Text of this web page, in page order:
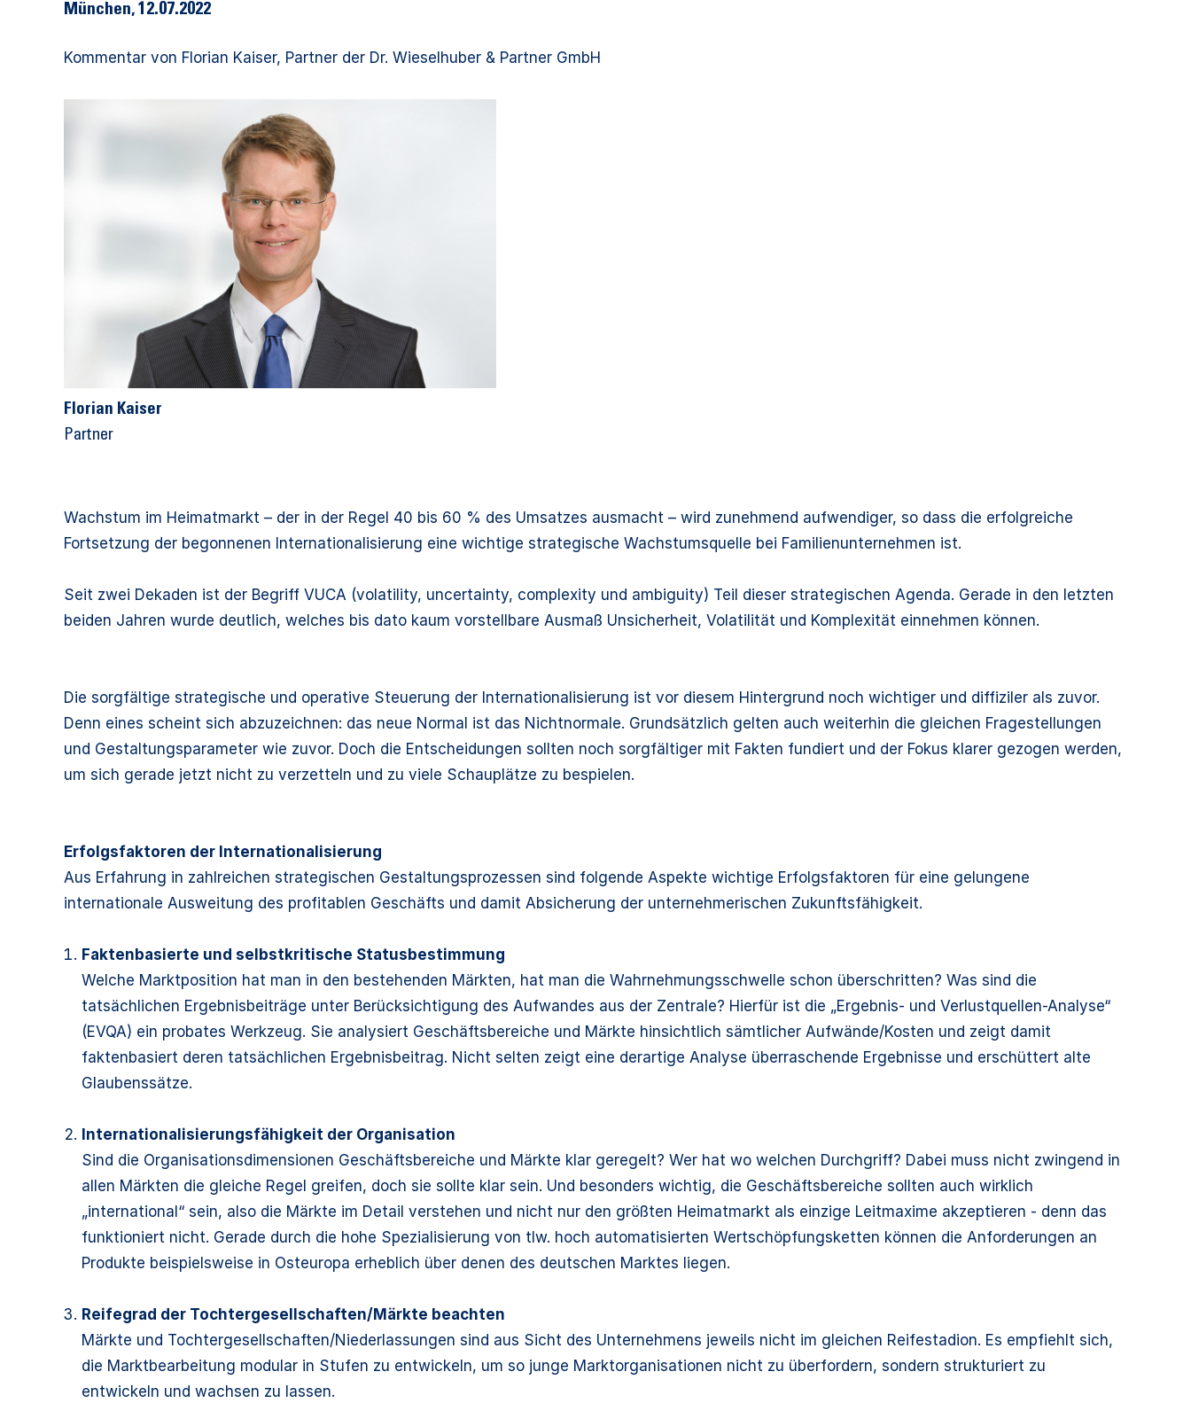
München, 12.07.2022
Kommentar von Florian Kaiser, Partner der Dr. Wieselhuber & Partner GmbH
Florian Kaiser
Partner
Wachstum im Heimatmarkt – der in der Regel 40 bis 60 % des Umsatzes ausmacht – wird zunehmend aufwendiger, so dass die erfolgreiche
Fortsetzung der begonnenen Internationalisierung eine wichtige strategische Wachstumsquelle bei Familienunternehmen ist.
Seit zwei Dekaden ist der Begriff VUCA (volatility, uncertainty, complexity und ambiguity) Teil dieser strategischen Agenda. Gerade in den letzten
beiden Jahren wurde deutlich, welches bis dato kaum vorstellbare Ausmaß Unsicherheit, Volatilität und Komplexität einnehmen können.
Die sorgfältige strategische und operative Steuerung der Internationalisierung ist vor diesem Hintergrund noch wichtiger und diffiziler als zuvor.
Denn eines scheint sich abzuzeichnen: das neue Normal ist das Nichtnormale. Grundsätzlich gelten auch weiterhin die gleichen Fragestellungen
und Gestaltungsparameter wie zuvor. Doch die Entscheidungen sollten noch sorgfältiger mit Fakten fundiert und der Fokus klarer gezogen werden,
um sich gerade jetzt nicht zu verzetteln und zu viele Schauplätze zu bespielen.
Erfolgsfaktoren der Internationalisierung
Aus Erfahrung in zahlreichen strategischen Gestaltungsprozessen sind folgende Aspekte wichtige Erfolgsfaktoren für eine gelungene
internationale Ausweitung des profitablen Geschäfts und damit Absicherung der unternehmerischen Zukunftsfähigkeit.
Faktenbasierte und selbstkritische Statusbestimmung
Welche Marktposition hat man in den bestehenden Märkten, hat man die Wahrnehmungsschwelle schon überschritten? Was sind die
tatsächlichen Ergebnisbeiträge unter Berücksichtigung des Aufwandes aus der Zentrale? Hierfür ist die „Ergebnis- und Verlustquellen-Analyse“
(EVQA) ein probates Werkzeug. Sie analysiert Geschäftsbereiche und Märkte hinsichtlich sämtlicher Aufwände/Kosten und zeigt damit
faktenbasiert deren tatsächlichen Ergebnisbeitrag. Nicht selten zeigt eine derartige Analyse überraschende Ergebnisse und erschüttert alte
Glaubenssätze.
Internationalisierungsfähigkeit der Organisation
Sind die Organisationsdimensionen Geschäftsbereiche und Märkte klar geregelt? Wer hat wo welchen Durchgriff? Dabei muss nicht zwingend in
allen Märkten die gleiche Regel greifen, doch sie sollte klar sein. Und besonders wichtig, die Geschäftsbereiche sollten auch wirklich
„international“ sein, also die Märkte im Detail verstehen und nicht nur den größten Heimatmarkt als einzige Leitmaxime akzeptieren - denn das
funktioniert nicht. Gerade durch die hohe Spezialisierung von tlw. hoch automatisierten Wertschöpfungsketten können die Anforderungen an
Produkte beispielsweise in Osteuropa erheblich über denen des deutschen Marktes liegen.
Reifegrad der Tochtergesellschaften/Märkte beachten
Märkte und Tochtergesellschaften/Niederlassungen sind aus Sicht des Unternehmens jeweils nicht im gleichen Reifestadion. Es empfiehlt sich,
die Marktbearbeitung modular in Stufen zu entwickeln, um so junge Marktorganisationen nicht zu überfordern, sondern strukturiert zu
entwickeln und wachsen zu lassen.